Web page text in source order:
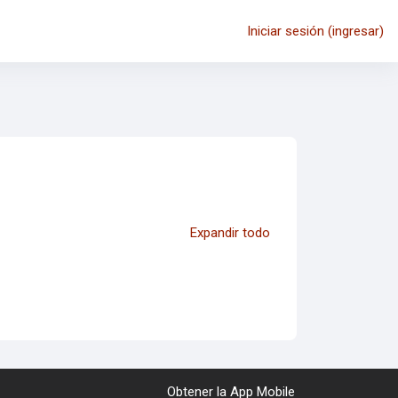
Iniciar sesión (ingresar)
Expandir todo
Obtener la App Mobile